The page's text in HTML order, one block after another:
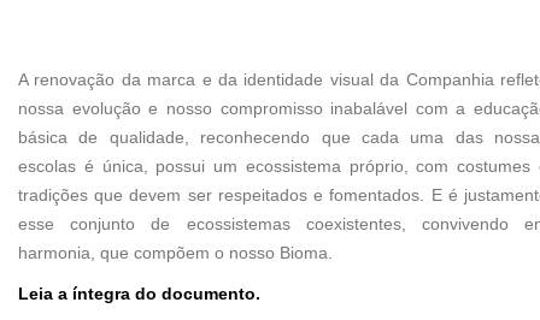
A renovação da marca e da identidade visual da Companhia
nossa evolução e nosso compromisso inabalável com a
básica de qualidade, reconhecendo que cada uma das
escolas é única, possui um ecossistema próprio, com costumes
tradições que devem ser respeitados e fomentados. E é
esse conjunto de ecossistemas coexistentes, convivendo
harmonia, que compõem o nosso Bioma.
Leia a íntegra do documento.